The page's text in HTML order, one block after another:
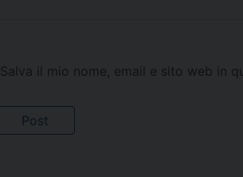
Salva il mio nome, email e sito web in